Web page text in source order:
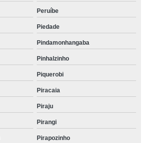
Peruíbe
Piedade
Pindamonhangaba
Pinhalzinho
Piquerobi
Piracaia
Piraju
Pirangi
Pirapozinho